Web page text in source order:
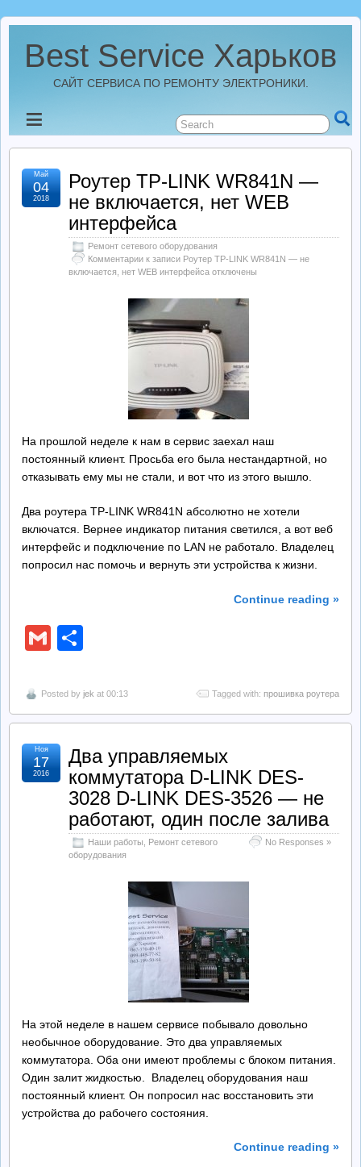
Best Service Харьков
САЙТ СЕРВИСА ПО РЕМОНТУ ЭЛЕКТРОНИКИ.
Новости
Best Service Харьков
Ремонт Усилителей
Ремонт Автомагнитол
Ремонт Видеорегистраторов
Обратная Связь
Роутер TP-LINK WR841N —
не включается, нет WEB
интерфейса
Ремонт сетевого оборудования
Комментарии к записи Роутер TP-LINK WR841N — не
включается, нет WEB интерфейса отключены
Май
04
2018
На прошлой неделе к нам в сервис заехал наш
постоянный клиент. Просьба его была нестандартной, но
отказывать ему мы не стали, и вот что из этого вышло.
Два роутера TP-LINK WR841N абсолютно не хотели
включатся. Вернее индикатор питания светился, а вот веб
интерфейс и подключение по LAN не работало. Владелец
попросил нас помочь и вернуть эти устройства к жизни.
Continue reading »
Gmail
Posted by jek at 00:13 Tagged with: прошивка роутера
Два управляемых
коммутатора D-LINK DES-
3028 D-LINK DES-3526 — не
работают, один после залива
Наши работы
Ремонт сетевого
оборудования
No Responses »
Ноя
17
2016
На этой неделе в нашем сервисе побывало довольно
необычное оборудование. Это два управляемых
коммутатора. Оба они имеют проблемы с блоком питания.
Один залит жидкостью. Владелец оборудования наш
постоянный клиент. Он попросил нас восстановить эти
устройства до рабочего состояния.
Continue reading »